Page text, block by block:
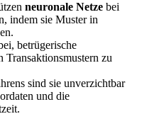
neuronale Netze bei
indem sie Muster in
betrügerische
zu
sind sie unverzichtbar
und die